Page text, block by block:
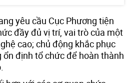
yêu cầu Cục Phương tiện
đầy đủ vị trí, vai trò của một
cao; chủ động khắc phục
ổn định tổ chức để hoàn thành